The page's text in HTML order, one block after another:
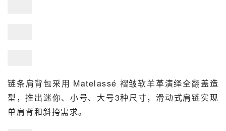
链条肩背包采用 Matelassé 褶皱软羊革演绎全翻盖造
型，推出迷你、小号、大号3种尺寸，滑动式肩链实现
单肩背和斜挎需求。